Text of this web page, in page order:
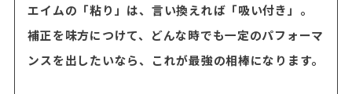
エイムの「粘り」は、言い換えれば「吸い付き」。
補正を味方につけて、どんな時でも一定のパフォーマ
ンスを出したいなら、これが最強の相棒になります。